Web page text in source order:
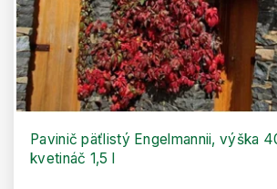
Pavinič päťlistý Engelmannii, výška
kvetináč 1,5 l